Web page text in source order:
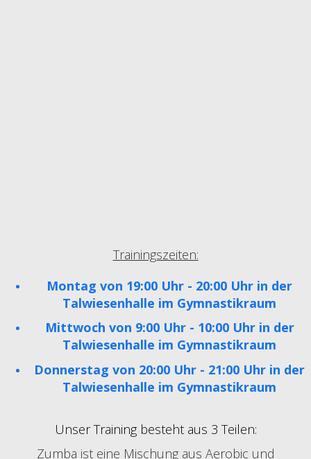
Trainingszeiten:
Montag von 19:00 Uhr - 20:00 Uhr in der
Talwiesenhalle im Gymnastikraum
Mittwoch von 9:00 Uhr - 10:00 Uhr in der
Talwiesenhalle im Gymnastikraum
Donnerstag von 20:00 Uhr - 21:00 Uhr in der
Talwiesenhalle im Gymnastikraum
Unser Training besteht aus 3 Teilen:
Zumba ist eine Mischung aus Aerobic und